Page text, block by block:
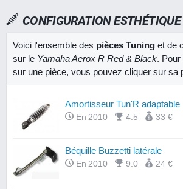
CONFIGURATION ESTHÉTIQUE
Voici l'ensemble des pièces Tuning et de
sur le Yamaha Aerox R Red & Black. Pour
sur une pièce, vous pouvez cliquer sur sa
Amortisseur Tun'R adaptable
En 2010 4.5 33 €
Béquille Buzzetti latérale
En 2010 9.0 24 €